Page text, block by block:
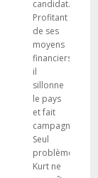
candidat.
Profitant
de ses
moyens
financiers,
il
sillonne
le pays
et fait
campagne.
Seul
problème,
Kurt ne